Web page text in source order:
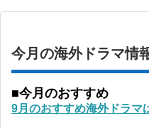
今月の海外ドラマ情
■今月のおすすめ
9月のおすすめ海外ドラマ